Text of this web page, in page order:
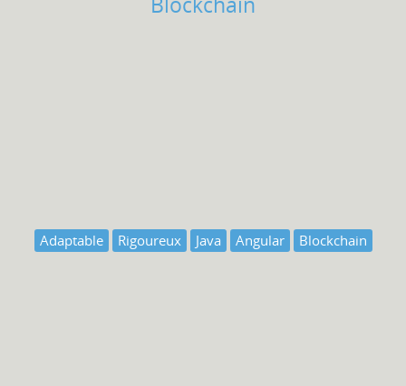
Adaptable Rigoureux Java Angular Blockchain